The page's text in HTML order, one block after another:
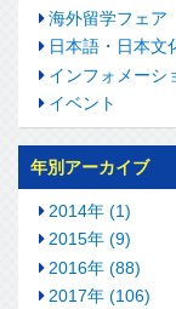
海外留学フェア
日本語・日本文
インフォメーシ
イベント
年別アーカイブ
2014年 (1)
2015年 (9)
2016年 (88)
2017年 (106)